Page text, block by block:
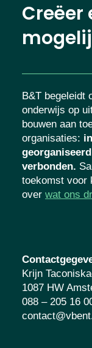
Creëer
B&T begeleidt
onderwijs op
bouwen aan
organisaties:
verbonden.
toekomst voor
over wat ons
Krijn
1087 HW
088 – 205 16